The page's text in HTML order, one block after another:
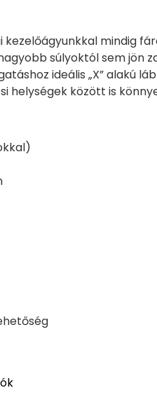
mindig
súlyoktól sem jön
ideális „X” alakú
helységek között is